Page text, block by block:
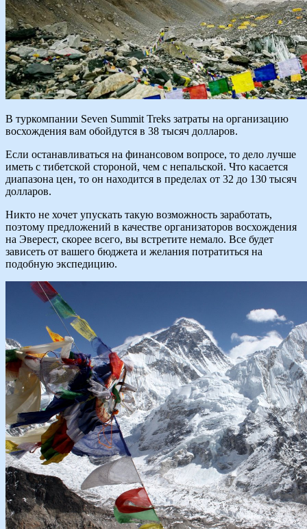
В туркомпании Seven Summit Treks затраты на организацию
восхождения вам обойдутся в 38 тысяч долларов.
Если останавливаться на финансовом вопросе, то дело лучше
иметь с тибетской стороной, чем с непальской. Что касается
диапазона цен, то он находится в пределах от 32 до 130 тысяч
долларов.
Никто не хочет упускать такую возможность заработать,
поэтому предложений в качестве организаторов восхождения
на Эверест, скорее всего, вы встретите немало. Все будет
зависеть от вашего бюджета и желания потратиться на
подобную экспедицию.